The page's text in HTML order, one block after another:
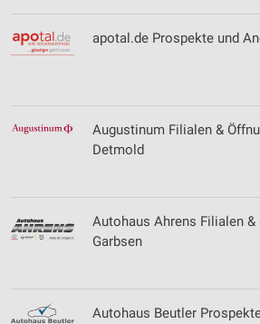
apotal.de Prospekte und
Augustinum Filialen &
Detmold
Autohaus Ahrens Filialen
Garbsen
Autohaus Beutler